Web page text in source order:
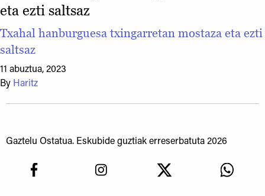
eta ezti saltsaz
Txahal hanburguesa txingarretan mostaza eta ezti
saltsaz
11 abuztua, 2023
By Haritz
Gaztelu Ostatua. Eskubide guztiak erreserbatuta 2026